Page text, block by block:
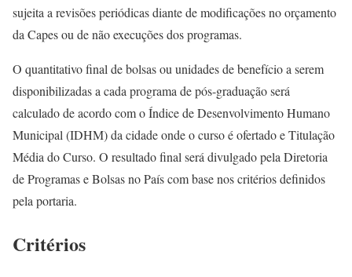
sujeita a revisões periódicas diante de modificações no orçamento
da Capes ou de não execuções dos programas.
O quantitativo final de bolsas ou unidades de benefício a serem
disponibilizadas a cada programa de pós-graduação será
calculado de acordo com o Índice de Desenvolvimento Humano
Municipal (IDHM) da cidade onde o curso é ofertado e Titulação
Média do Curso. O resultado final será divulgado pela Diretoria
de Programas e Bolsas no País com base nos critérios definidos
pela portaria.
Critérios